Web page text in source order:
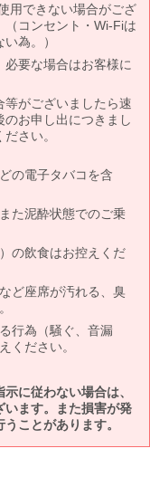
用できない場合がござ
（コンセント・Wi-Fiは
為。）
要な場合はお客様に
等がございましたら速
お申し出につきまし
さい。
の電子タバコを含
た泥酔状態でのご乗
の飲食はお控えくだ
ど座席が汚れる、臭
行為（騒ぐ、音漏
ください。
に従わない場合は、
います。また損害が発
ことがあります。